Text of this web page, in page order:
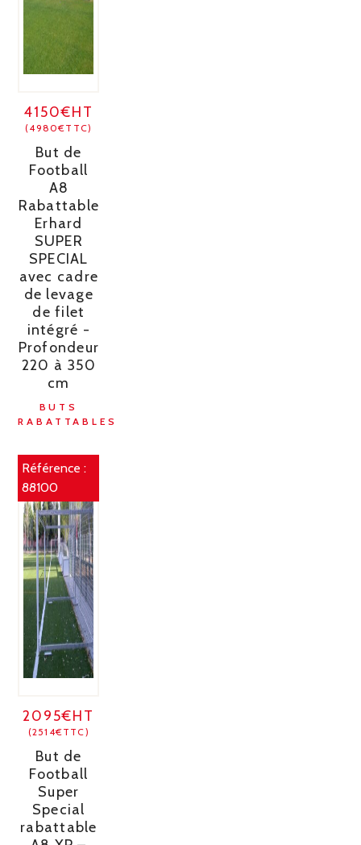
4150€HT
(4980€TTC)
But de
Football
A8
Rabattable
Erhard
SUPER
SPECIAL
avec cadre
de levage
de filet
intégré -
Profondeur
220 à 350
cm
BUTS
RABATTABLES
Référence :
88100
2095€HT
(2514€TTC)
But de
Football
Super
Special
rabattable